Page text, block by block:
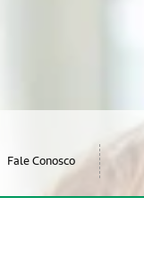
Fale Conosco